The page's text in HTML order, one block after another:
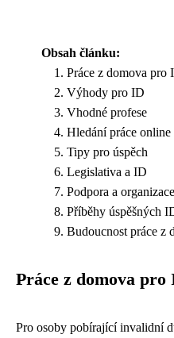
Obsah článku:
Práce z domova pro
Výhody pro ID
Vhodné profese
Hledání práce online
Tipy pro úspěch
Legislativa a ID
Podpora a organizace
Příběhy úspěšných
Budoucnost práce z
Práce z domova pro
Pro osoby pobírající invalidní